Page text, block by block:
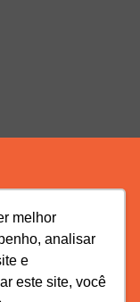
melhor
analisar
e
este site, você
Reservados.